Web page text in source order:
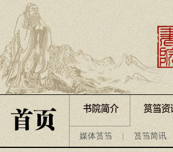
媒体筼筜 筼筜简讯